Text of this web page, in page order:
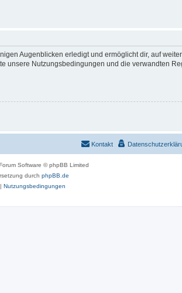
Augenblicken erledigt und ermöglicht dir, auf
Nutzungsbedingungen und die verwandten
Kontakt
Software © phpBB Limited
durch phpBB.de
Nutzungsbedingungen